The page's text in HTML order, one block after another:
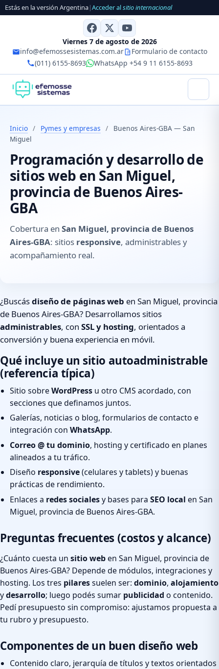
Estás en la versión Argentina|Acceder alsitio internacional
Viernes 7 de agosto de 2026
info@efemossesistemas.com.ar
Formulario de contacto
(011) 6155-8693
WhatsApp +54 9 11 6155-8693
Inicio / Pymes y empresas /
Buenos Aires-GBA — San
Miguel
Programación y desarrollo de
sitios web en San Miguel,
provincia de Buenos Aires-
GBA
Cobertura en San Miguel, provincia de Buenos
Aires-GBA: sitios responsive, administrables y
acompañamiento real.
¿Buscásdiseño de páginas web en San Miguel, provincia
de Buenos Aires-GBA? Desarrollamos sitios
administrables, con SSL y hosting, orientados a
conversión y buena experiencia en móvil.
Qué incluye un sitio autoadministrable
(referencia típica)
Sitio sobreWordPress u otro CMS acordado, con
secciones que definamos juntos.
Galerías, noticias o blog, formularios de contacto e
integración con WhatsApp.
Correo @ tu dominio, hosting y certificado en planes
alineados a tu tráfico.
Diseño responsive(celulares y tablets) y buenas
prácticas de rendimiento.
Enlaces a redes socialesy bases para SEO local en San
Miguel, provincia de Buenos Aires-GBA.
Preguntas frecuentes (costos y alcance)
¿Cuánto cuesta un sitio weben San Miguel, provincia de
Buenos Aires-GBA? Depende de módulos, integraciones y
hosting. Los tres pilaressuelen ser: dominio, alojamiento
ydesarrollo; luego podés sumar publicidad o contenido.
Pedí presupuesto sin compromiso: ajustamos propuesta a
tu rubro y presupuesto.
Componentes de un buen diseño web
Contenido claro, jerarquía de títulos y textos orientados